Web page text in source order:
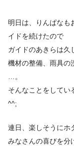
明日は、りんぱなも
イドを続けたので
ガイドのあきらは久
機材の整備、雨具の
…。
そんなことをしてい
^^;
連日、楽しそうにホ
みなさんの喜びを分